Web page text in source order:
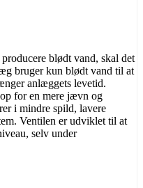
blødt vand, skal det
bruger kun blødt vand til at
anlæggets levetid.
for en mere jævn og
i mindre spild, lavere
Ventilen er udviklet til at
selv under